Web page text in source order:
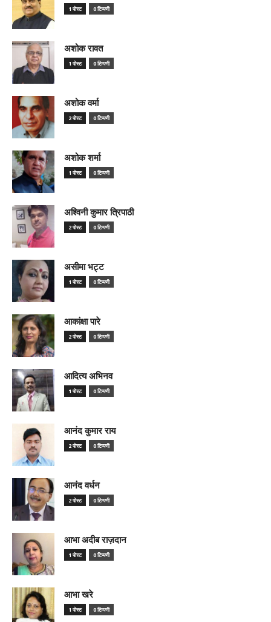
1 पोस्ट 0 टिप्पणी
अशोक रावत
1 पोस्ट 0 टिप्पणी
अशोक वर्मा
2 पोस्ट 0 टिप्पणी
अशोक शर्मा
1 पोस्ट 0 टिप्पणी
अश्विनी कुमार त्रिपाठी
2 पोस्ट 0 टिप्पणी
असीमा भट्ट
1 पोस्ट 0 टिप्पणी
आकांक्षा पारे
2 पोस्ट 0 टिप्पणी
आदित्य अभिनव
1 पोस्ट 0 टिप्पणी
आनंद कुमार राय
2 पोस्ट 0 टिप्पणी
आनंद वर्धन
2 पोस्ट 0 टिप्पणी
आभा अदीब राज़दान
1 पोस्ट 0 टिप्पणी
आभा खरे
1 पोस्ट 0 टिप्पणी